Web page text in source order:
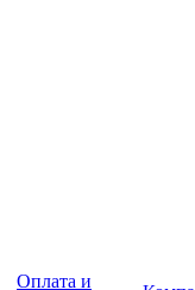
Оплата и